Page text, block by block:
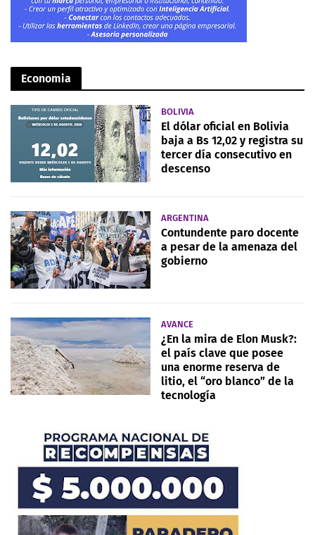
Economia
BOLIVIA
El dólar oficial en Bolivia
baja a Bs 12,02 y registra su
tercer día consecutivo en
descenso
ARGENTINA
Contundente paro docente
a pesar de la amenaza del
gobierno
AVANCE
¿En la mira de Elon Musk?:
el país clave que posee
una enorme reserva de
litio, el “oro blanco” de la
tecnología